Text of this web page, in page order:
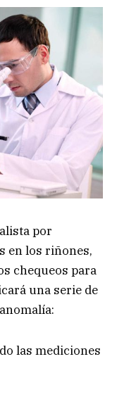
por
en los riñones,
chequeos para
una serie de
las mediciones